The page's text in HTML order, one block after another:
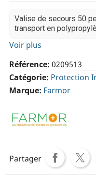
Valise de secours 50
transport en
Voir plus
Référence 0209513
Catégorie Protection
Marque Farmor
Partager